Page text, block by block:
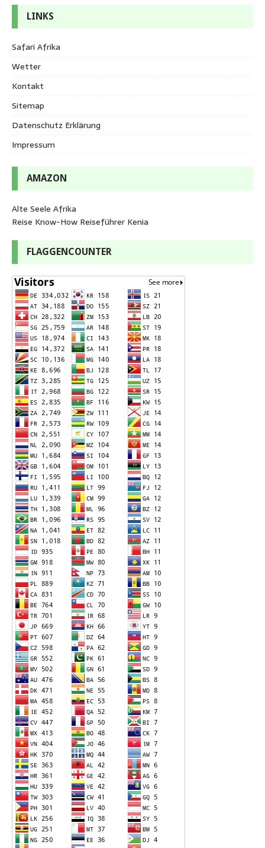
LINKS
Safari Afrika
Wetter
Kontakt
Sitemap
Datenschutz Erklärung
Impressum
AMAZON
Alte Seele Afrika
Reise Know-How Reiseführer Kenia
FLAGGENCOUNTER